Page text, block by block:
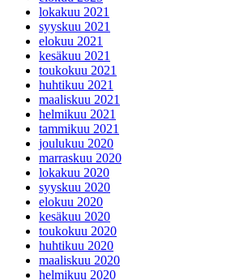
lokakuu 2021
syyskuu 2021
elokuu 2021
kesäkuu 2021
toukokuu 2021
huhtikuu 2021
maaliskuu 2021
helmikuu 2021
tammikuu 2021
joulukuu 2020
marraskuu 2020
lokakuu 2020
syyskuu 2020
elokuu 2020
kesäkuu 2020
toukokuu 2020
huhtikuu 2020
maaliskuu 2020
helmikuu 2020